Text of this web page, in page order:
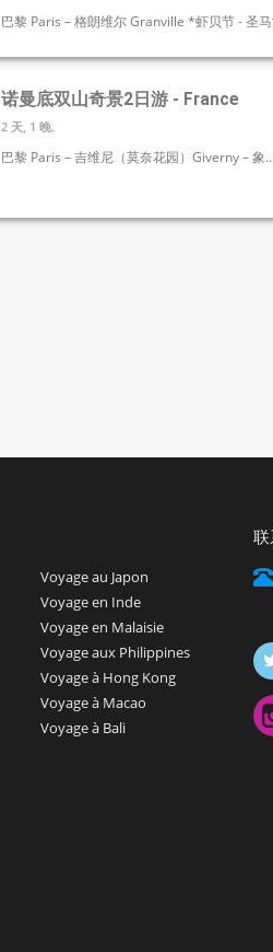
巴黎 Paris – 格朗维尔 Granville *虾贝节 - 圣马
诺曼底双山奇景2日游 - France
2 天, 1 晚.
巴黎 Paris – 吉维尼（莫奈花园）Giverny – 象...
Voyage au Japon
Voyage en Inde
Voyage en Malaisie
Voyage aux Philippines
Voyage à Hong Kong
Voyage à Macao
Voyage à Bali